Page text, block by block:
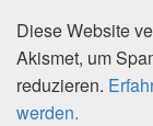
Diese Website
Akismet, um
reduzieren.
werden.